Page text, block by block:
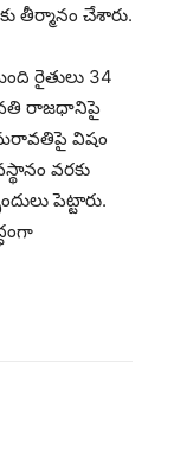
తీర్మానం చేశారు.
రైతులు 34
రాజధానిపై
విషం
వరకు
పెట్టారు.